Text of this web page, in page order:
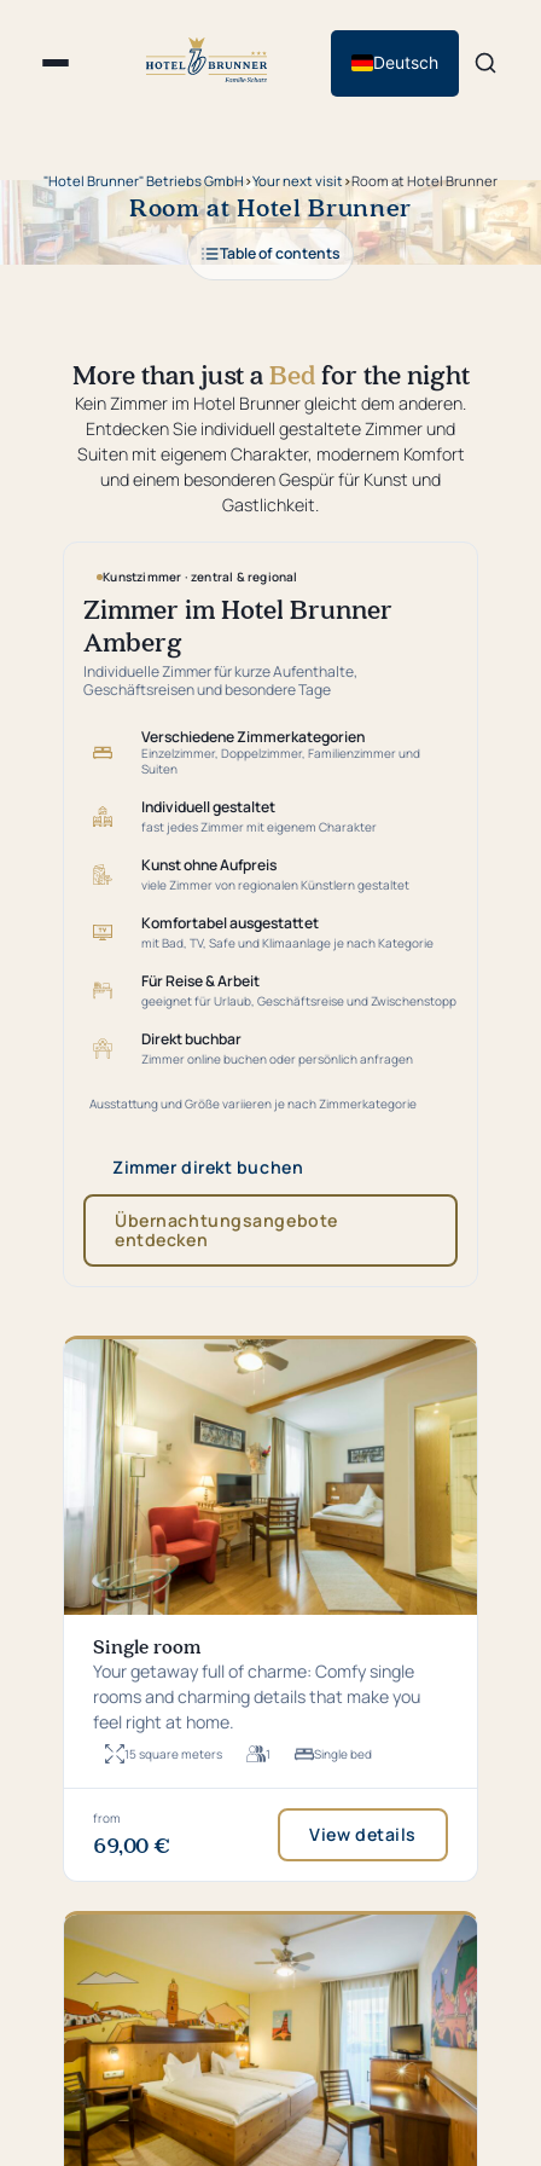
Deutsch
"Hotel Brunner" Betriebs GmbH›Your next visit ›Room at Hotel Brunner
Room at Hotel Brunner
Table of contents
More than just aBedfor the night
Kein Zimmer im Hotel Brunner gleicht dem anderen.
Entdecken Sie individuell gestaltete Zimmer und
Suiten mit eigenem Charakter, modernem Komfort
und einem besonderen Gespür für Kunst und
Gastlichkeit.
Zimmer im Hotel Brunner
Amberg
Individuelle Zimmer für kurze Aufenthalte,
Geschäftsreisen und besondere Tage
Kunstzimmer · zentral & regional
Verschiedene Zimmerkategorien
Einzelzimmer, Doppelzimmer, Familienzimmer und
Suiten
Individuell gestaltet
fast jedes Zimmer mit eigenem Charakter
Kunst ohne Aufpreis
viele Zimmer von regionalen Künstlern gestaltet
Komfortabel ausgestattet
mit Bad, TV, Safe und Klimaanlage je nach Kategorie
Für Reise & Arbeit
geeignet für Urlaub, Geschäftsreise und Zwischenstopp
Direkt buchbar
Zimmer online buchen oder persönlich anfragen
Ausstattung und Größe variieren je nach Zimmerkategorie
Zimmer direkt buchen
Übernachtungsangebote
entdecken
Single room
Your getaway full of charme: Comfy single
rooms and charming details that make you
feel right at home.
15 square meters
Room
square
1
For
Single bed
Bed
bed
from
69,00 €
Price
from
per
night
View details